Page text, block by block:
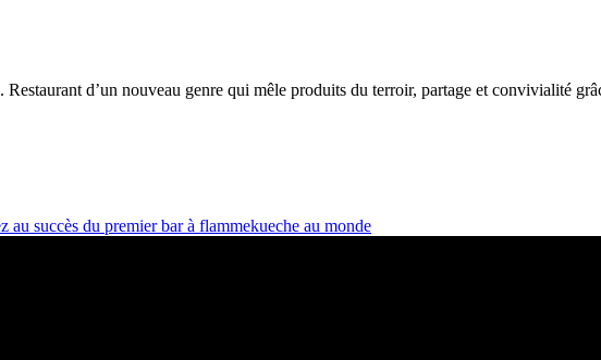
d’un nouveau genre qui mêle produits du terroir, partage et convivialité
succès du premier bar à flammekueche au monde